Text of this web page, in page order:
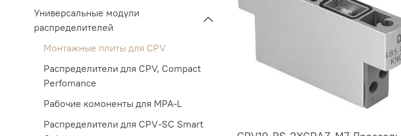
Универсальные модули
распределителей
Монтажные плиты для CPV
Распределители для CPV, Compact
Perfomance
Рабочие комоненты для MPA-L
Распределители для CPV-SC Smart